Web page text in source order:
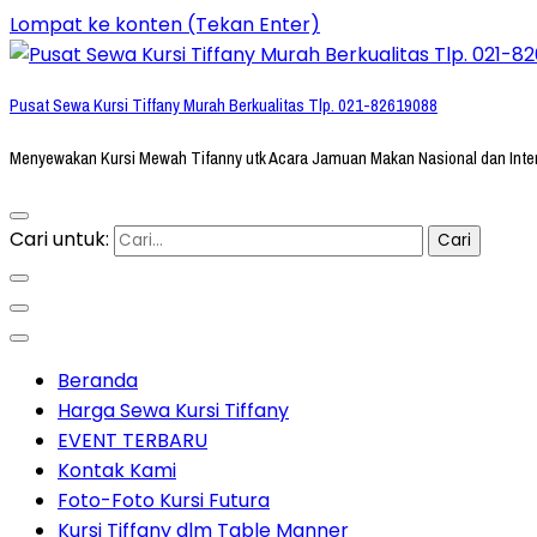
Lompat ke konten (Tekan Enter)
Pusat Sewa Kursi Tiffany Murah Berkualitas Tlp. 021-82619088
Menyewakan Kursi Mewah Tifanny utk Acara Jamuan Makan Nasional dan
Cari untuk:
Beranda
Harga Sewa Kursi Tiffany
EVENT TERBARU
Kontak Kami
Foto-Foto Kursi Futura
Kursi Tiffany dlm Table Manner